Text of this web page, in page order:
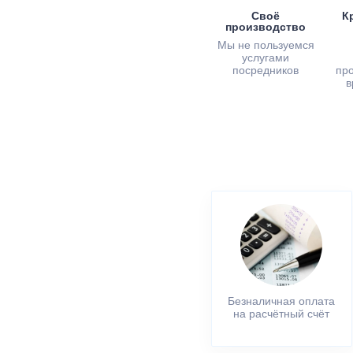
Своё
производство
Мы не пользуемся
услугами
посредников
Безналичная оплата
на расчётный счёт